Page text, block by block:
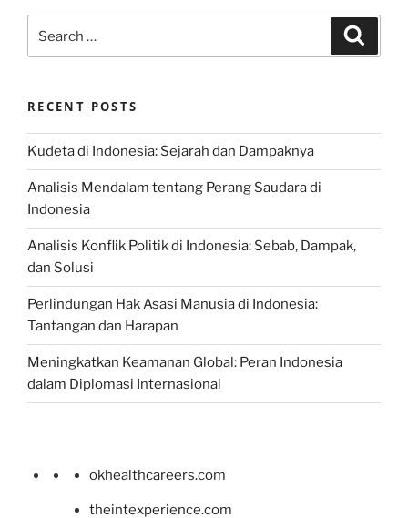
for:
RECENT POSTS
Kudeta di Indonesia: Sejarah dan Dampaknya
Analisis Mendalam tentang Perang Saudara di
Indonesia
Analisis Konflik Politik di Indonesia: Sebab, Dampak,
dan Solusi
Perlindungan Hak Asasi Manusia di Indonesia:
Tantangan dan Harapan
Meningkatkan Keamanan Global: Peran Indonesia
dalam Diplomasi Internasional
okhealthcareers.com
theintexperience.com